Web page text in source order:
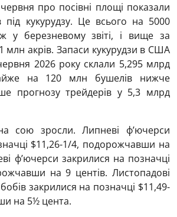
про посівні площі показали
під кукурудзу. Це всього на 5000
у березневому звіті, і вище за
млн акрів. Запаси кукурудзи в США
2026 року склали 5,295 млрд
на 120 млн бушелів нижче
прогнозу трейдерів у 5,3 млрд
сою зросли. Липневі ф’ючерси
$11,26-1/4, подорожчавши на
ф’ючерси закрилися на позначці
на 9 центів. Листопадові
закрилися на позначці $11,49-
на 5½ цента.